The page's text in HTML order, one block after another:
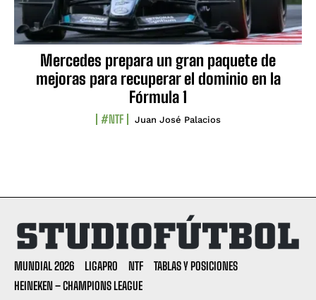
Mercedes prepara un gran paquete de
mejoras para recuperar el dominio en la
Fórmula 1
#NTF Juan José Palacios
MUNDIAL 2026 LIGAPRO NTF
TABLAS Y POSICIONES
HEINEKEN – CHAMPIONS LEAGUE